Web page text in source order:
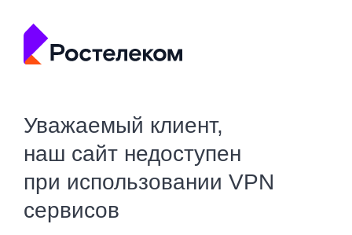
Уважаемый клиент,
наш сайт недоступен
при использовании VPN
сервисов